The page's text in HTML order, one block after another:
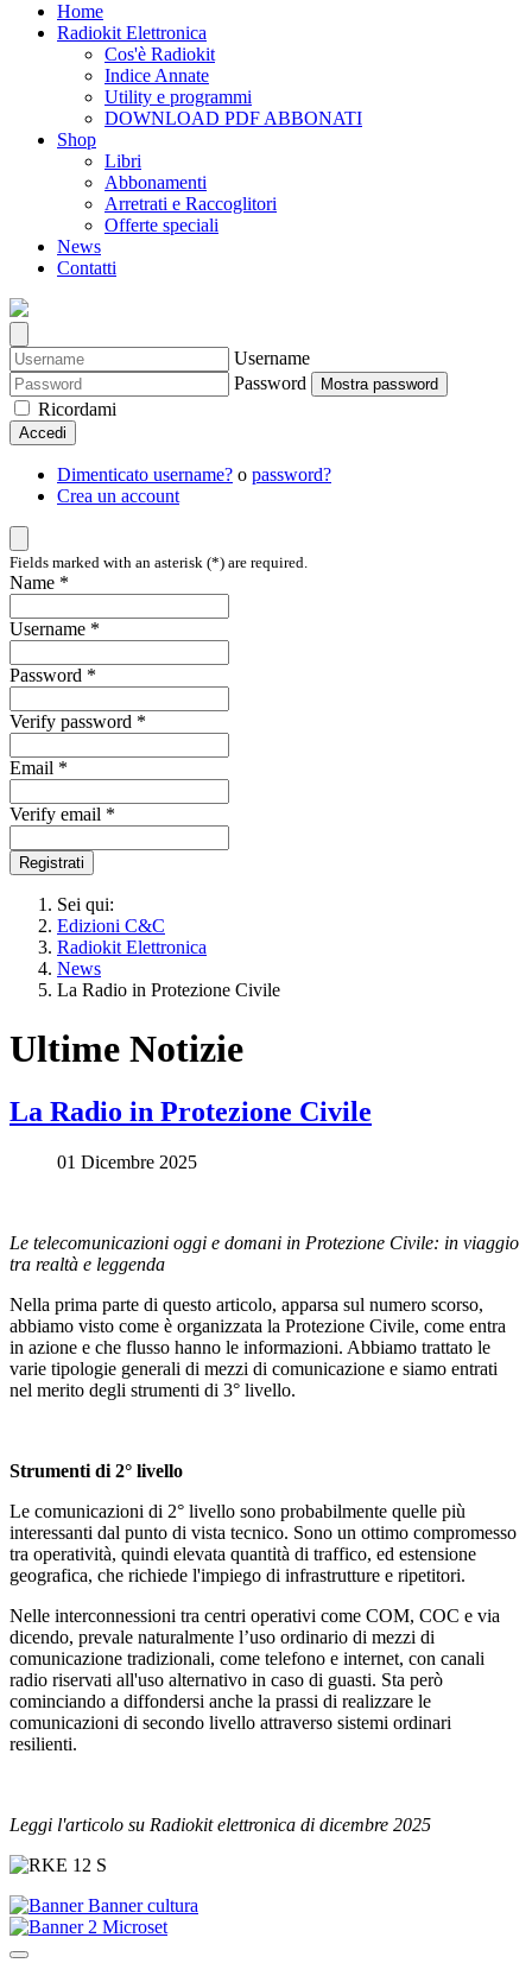
Home
Radiokit Elettronica
Cos'è Radiokit
Indice Annate
Utility e programmi
DOWNLOAD PDF ABBONATI
Shop
Libri
Abbonamenti
Arretrati e Raccoglitori
Offerte speciali
News
Contatti
Username
Password
Mostra password
Ricordami
Accedi
Dimenticato username? o password?
Crea un account
Fields marked with an asterisk (*) are required.
Name *
Username *
Password *
Verify password *
Email *
Verify email *
Registrati
Sei qui:
Edizioni C&C
Radiokit Elettronica
News
La Radio in Protezione Civile
Ultime Notizie
La Radio in Protezione Civile
01 Dicembre 2025
Le telecomunicazioni oggi e domani in Protezione Civile: in viaggio
tra realtà e leggenda
Nella prima parte di questo articolo, apparsa sul numero scorso,
abbiamo visto come è organizzata la Protezione Civile, come entra
in azione e che flusso hanno le informazioni. Abbiamo trattato le
varie tipologie generali di mezzi di comunicazione e siamo entrati
nel merito degli strumenti di 3° livello.
Strumenti di 2° livello
Le comunicazioni di 2° livello sono probabilmente quelle più
interessanti dal punto di vista tecnico. Sono un ottimo compromesso
tra operatività, quindi elevata quantità di traffico, ed estensione
geografica, che richiede l'impiego di infrastrutture e ripetitori.
Nelle interconnessioni tra centri operativi come COM, COC e via
dicendo, prevale naturalmente l’uso ordinario di mezzi di
comunicazione tradizionali, come telefono e internet, con canali
radio riservati all'uso alternativo in caso di guasti. Sta però
cominciando a diffondersi anche la prassi di realizzare le
comunicazioni di secondo livello attraverso sistemi ordinari
resilienti.
Leggi l'articolo su Radiokit elettronica di dicembre 2025